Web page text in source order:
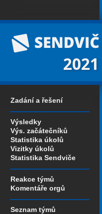
2021
Zadání a řešení
Výsledky
Výs. začátečníků
Statistika úkolů
Vizitky úkolů
Statistika Sendviče
Reakce týmů
Komentáře orgů
Seznam týmů